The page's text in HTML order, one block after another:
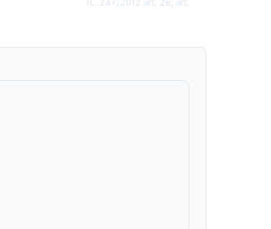
(L. 247/2012 art. 28; art.